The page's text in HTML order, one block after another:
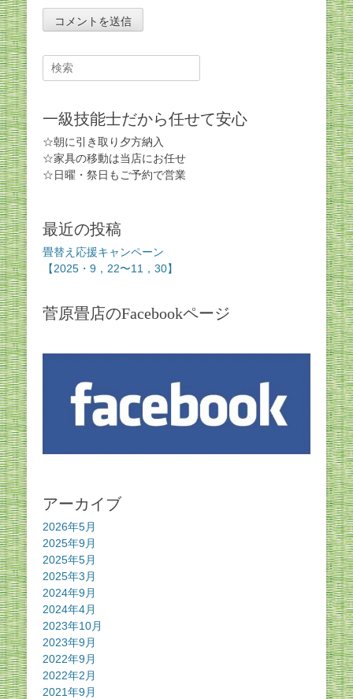
Search
for:
一級技能士だから任せて安心
☆朝に引き取り夕方納入
☆家具の移動は当店にお任せ
☆日曜・祭日もご予約で営業
最近の投稿
畳替え応援キャンペーン
【2025・9，22〜11，30】
菅原畳店のFacebookページ
アーカイブ
2026年5月
2025年9月
2025年5月
2025年3月
2024年9月
2024年4月
2023年10月
2023年9月
2022年9月
2022年2月
2021年9月